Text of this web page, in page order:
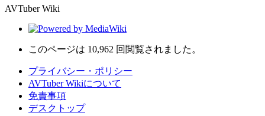
AVTuber Wiki
このページは 10,962 回閲覧されました。
プライバシー・ポリシー
AVTuber Wikiについて
免責事項
デスクトップ